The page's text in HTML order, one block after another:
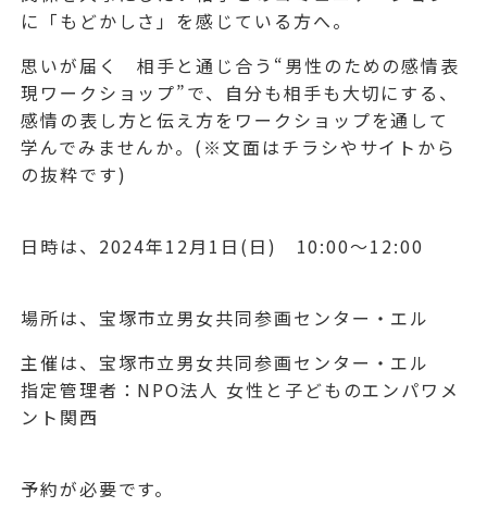
に「もどかしさ」を感じている方へ。
思いが届く 相手と通じ合う“男性のための感情表
現ワークショップ”で、自分も相手も大切にする、
感情の表し方と伝え方をワークショップを通して
学んでみませんか。(※文面はチラシやサイトから
の抜粋です)
日時は、2024年12月1日(日) 10:00～12:00
場所は、宝塚市立男女共同参画センター・エル
主催は、宝塚市立男女共同参画センター・エル
指定管理者：NPO法人 女性と子どものエンパワメ
ント関西
予約が必要です。